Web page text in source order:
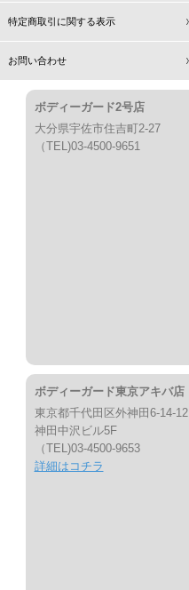
特定商取引に関する表示
お問い合わせ
ボディーガード2号店
大分県宇佐市住吉町2-27
（TEL)03-4500-9651
ボディーガード東京アキバ店
東京都千代田区外神田6-14-12
神田中沢ビル5F
（TEL)03-4500-9653
詳細はコチラ